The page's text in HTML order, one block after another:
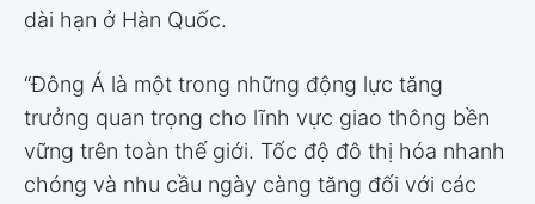
dài hạn ở Hàn Quốc.
“Đông Á là một trong những động lực tăng
trưởng quan trọng cho lĩnh vực giao thông bền
vững trên toàn thế giới. Tốc độ đô thị hóa nhanh
chóng và nhu cầu ngày càng tăng đối với các